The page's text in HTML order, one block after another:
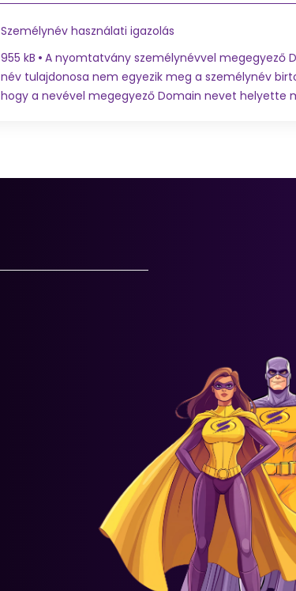
Személynév használati igazolás
955 kB
A nyomtatvány személynévvel megegyező
név tulajdonosa nem egyezik meg a személynév
hogy a nevével megegyező Domain nevet helyette